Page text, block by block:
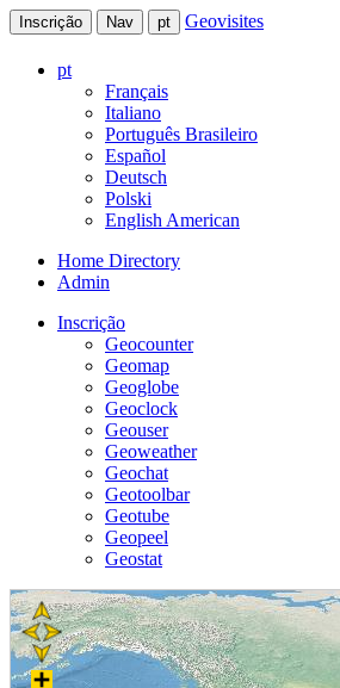
Inscrição Nav pt Geovisites
pt
Français
Italiano
Português Brasileiro
Español
Deutsch
Polski
English American
Home Directory
Admin
Inscrição
Geocounter
Geomap
Geoglobe
Geoclock
Geouser
Geoweather
Geochat
Geotoolbar
Geotube
Geopeel
Geostat